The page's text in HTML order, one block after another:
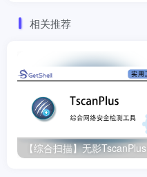
相关推荐